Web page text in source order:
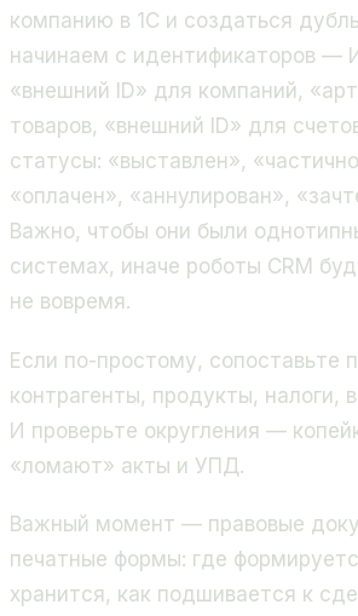
компанию в 1С и создаться
начинаем с идентификаторов —
«внешний ID» для компаний,
товаров, «внешний ID» для
статусы: «выставлен»,
«оплачен», «аннулирован»,
Важно, чтобы они были
системах, иначе роботы CRM
не вовремя.
Если по-простому, сопоставьте
контрагенты, продукты, налоги,
И проверьте округления —
«ломают» акты и УПД.
Важный момент — правовые
печатные формы: где
хранится, как подшивается к